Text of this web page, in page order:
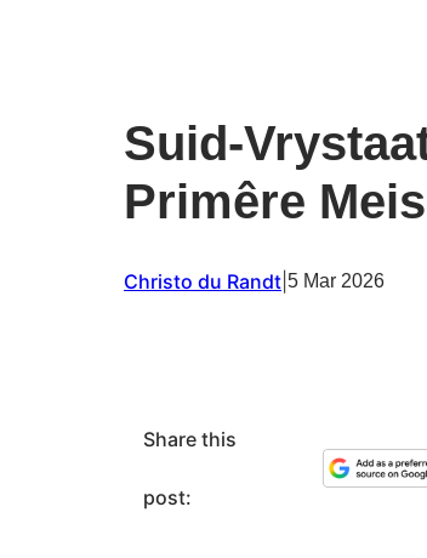
Suid-
Primêre
Christo du Randt 5 Mar 2026
Share this
post: